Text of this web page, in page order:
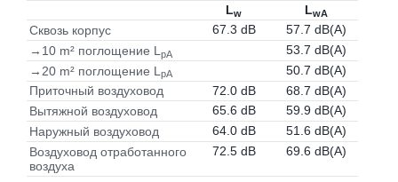
Lw LwA
Сквозь корпус 67.3 dB
57.7 dB(A)
→10 m² поглощение L pA
53.7 dB(A)
→20 m² поглощение L pA
50.7 dB(A)
Приточный воздуховод
72.0 dB
68.7 dB(A)
Вытяжной воздуховод
65.6 dB
59.9 dB(A)
Наружный воздуховод
64.0 dB
51.6 dB(A)
Воздуховод отработанного
воздуха
72.5 dB 69.6 dB(A)